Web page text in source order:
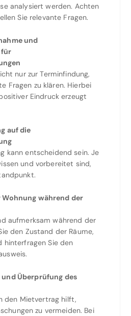
analysiert werden. Achten
Sie relevante Fragen.
und
für
nur zur Terminfindung,
Fragen zu klären. Hierbei
Eindruck erzeugt
auf die
kann entscheidend sein. Je
und vorbereitet sind,
während der
aufmerksam während der
den Zustand der Räume,
hinterfragen Sie den
Überprüfung des
den Mietvertrag hilft,
zu vermeiden. Bei